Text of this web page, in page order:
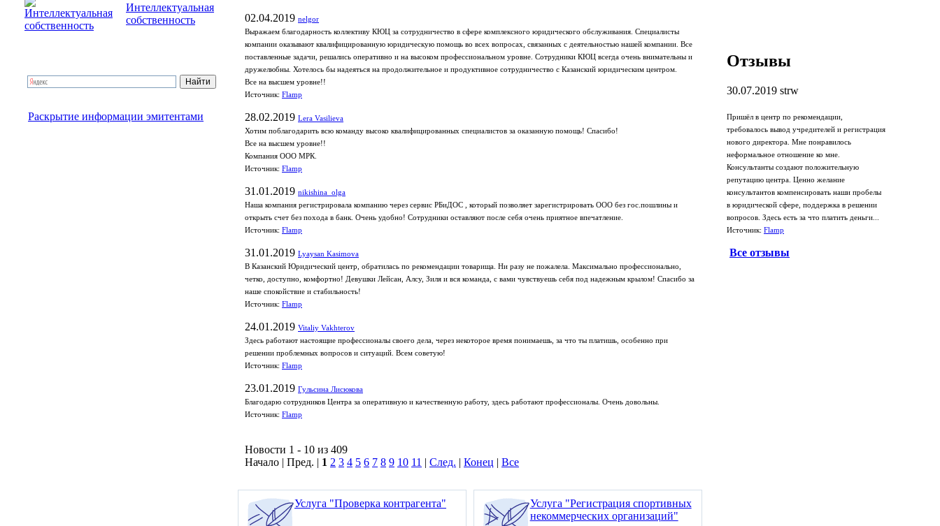
Интеллектуальная
собственность
Раскрытие информации эмитентами
02.04.2019 nelgor
Выражаем благодарность коллективу КЮЦ за сотрудничество в сфере комплексного юридического обслуживания. Специалисты
компании оказывают квалифицированную юридическую помощь во всех вопросах, связанных с деятельностью нашей компании. Все
поставленные задачи, решались оперативно и на высоком профессиональном уровне. Сотрудники КЮЦ всегда очень внимательны и
дружелюбны. Хотелось бы надеяться на продолжительное и продуктивное сотрудничество с Казанский юридическим центром.
Все на высшем уровне!!
Источник: Flamp
28.02.2019 Lera Vasilieva
Хотим поблагодарить всю команду высоко квалифицированных специалистов за оказанную помощь! Спасибо!
Все на высшем уровне!!
Компания ООО МРК.
Источник: Flamp
31.01.2019 nikishina_olga
Наша компания регистрировала компанию через сервис РБиДОС , который позволяет зарегистрировать ООО без гос.пошлины и
открыть счет без похода в банк. Очень удобно! Сотрудники оставляют после себя очень приятное впечатление.
Источник: Flamp
31.01.2019 Lyaysan Kasimova
В Казанский Юридический центр, обратилась по рекомендации товарища. Ни разу не пожалела. Максимально профессионально,
четко, доступно, комфортно! Девушки Лейсан, Алсу, Зиля и вся команда, с вами чувствуешь себя под надежным крылом! Спасибо за
наше спокойствие и стабильность!
Источник: Flamp
24.01.2019 Vitaliy Vakhterov
Здесь работают настоящие профессионалы своего дела, через некоторое время понимаешь, за что ты платишь, особенно при
решении проблемных вопросов и ситуаций. Всем советую!
Источник: Flamp
23.01.2019 Гульсина Лисюкова
Благодарю сотрудников Центра за оперативную и качественную работу, здесь работают профессионалы. Очень довольны.
Источник: Flamp
Новости 1 - 10 из 409
Начало | Пред. | 1 2 3 4 5 6 7 8 9 10 11 | След. | Конец | Все
Услуга "Проверка контрагента"
Услуга "Регистрация спортивных
некоммерческих организаций"
Отзывы
30.07.2019 strw
Пришёл в центр по рекомендации,
требовалось вывод учредителей и регистрация
нового директора. Мне понравилось
неформальное отношение ко мне.
Консультанты создают положительную
репутацию центра. Ценно желание
консультантов компенсировать наши пробелы
в юридической сфере, поддержка в решении
вопросов. Здесь есть за что платить деньги...
Источник: Flamp
Все отзывы